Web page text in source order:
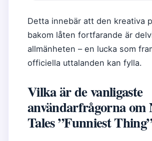
Detta innebär att den kreativa
bakom låten fortfarande är
allmänheten – en lucka som
officiella uttalanden kan fylla.
Vilka är de vanligaste
användarfrågorna om
Tales ”Funniest